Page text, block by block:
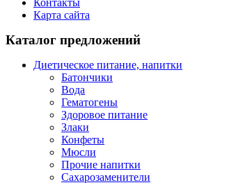
Контакты
Карта сайта
Каталог предложений
Диетическое питание, напитки
Батончики
Вода
Гематогены
Здоровое питание
Злаки
Конфеты
Мюсли
Прочие напитки
Сахарозаменители